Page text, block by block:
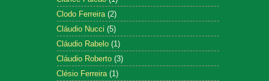
Clodo Ferreira (2)
Cláudio Nucci (5)
Cláudio Rabelo (1)
Cláudio Roberto (3)
Clésio Ferreira (1)